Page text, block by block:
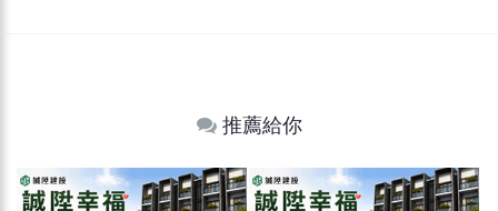
推薦給你